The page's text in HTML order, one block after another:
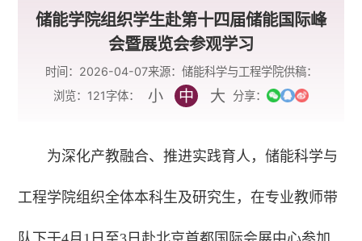
储能学院组织学生赴第十四届储能国际峰
会暨展览会参观学习
时间：2026-04-07来源：储能科学与工程学院供稿：
浏览： 121字体： 小 中 大 分享：
为深化产教融合、推进实践育人，储能科学与
工程学院组织全体本科生及研究生，在专业教师带